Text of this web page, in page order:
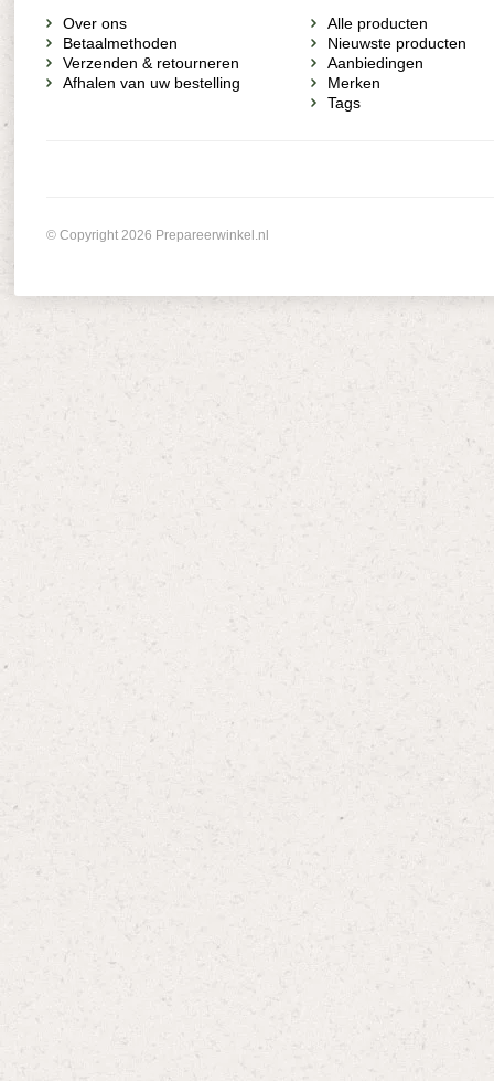
Over ons
Betaalmethoden
Verzenden & retourneren
Afhalen van uw bestelling
Alle producten
Nieuwste producten
Aanbiedingen
Merken
Tags
© Copyright 2026 Prepareerwinkel.nl